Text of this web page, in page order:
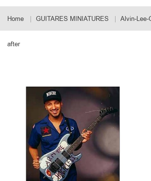
Home GUITARES MINIATURES Alvin-Lee-
after